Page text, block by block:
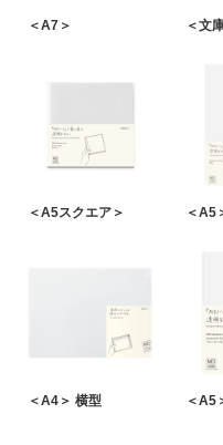
＜A7＞ ＜文
＜A5スクエア＞ ＜A5
＜A4＞ 横型 ＜A5